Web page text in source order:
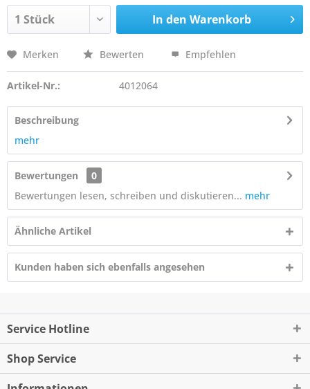
In den Warenkorb
Merken Bewerten Empfehlen
Artikel-Nr.: 4012064
Beschreibung
mehr
Bewertungen
0
Bewertungen lesen, schreiben und diskutieren... mehr
Ähnliche Artikel
Kunden haben sich ebenfalls angesehen
Service Hotline
Shop Service